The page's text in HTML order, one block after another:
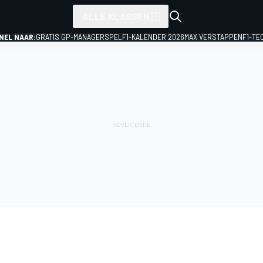
NAAR:GRATIS GP-MANAGERSPEL F1-KALENDER 2026MAX VERSTAPPENF1-